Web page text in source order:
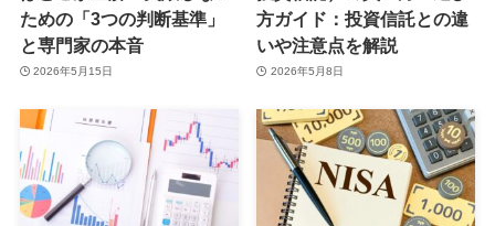
ための「3つの判断基準」
と専門家の本音
2026年5月15日
方ガイド：投資信託との違
いや注意点を解説
2026年5月8日